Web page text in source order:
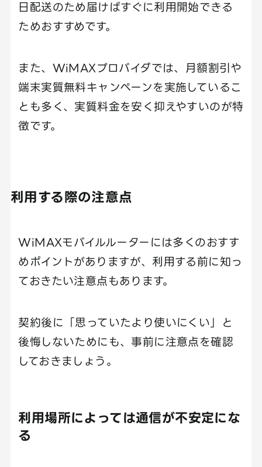
日配送のため届けばすぐに利用開始できる
ためおすすめです。
また、WiMAXプロバイダでは、月額割引や
端末実質無料キャンペーンを実施しているこ
とも多く、実質料金を安く抑えやすいのが特
徴です。
利用する際の注意点
WiMAXモバイルルーターには多くのおすす
めポイントがありますが、利用する前に知っ
ておきたい注意点もあります。
契約後に「思っていたより使いにくい」と
後悔しないためにも、事前に注意点を確認
しておきましょう。
利用場所によっては通信が不安定にな
る